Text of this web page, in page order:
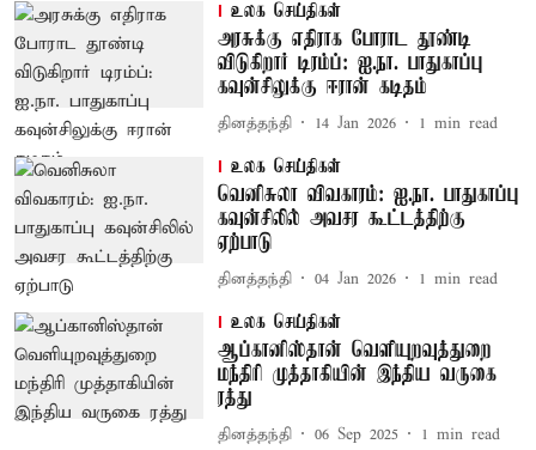
உலக செய்திகள்
அரசுக்கு எதிராக போராட தூண்டி
விடுகிறார் டிரம்ப்: ஐ.நா. பாதுகாப்பு
கவுன்சிலுக்கு ஈரான் கடிதம்
தினத்தந்தி 14 Jan 2026 1 min read
உலக செய்திகள்
வெனிசுலா விவகாரம்: ஐ.நா. பாதுகாப்பு
கவுன்சிலில் அவசர கூட்டத்திற்கு
ஏற்பாடு
தினத்தந்தி 04 Jan 2026 1 min read
உலக செய்திகள்
ஆப்கானிஸ்தான் வெளியுறவுத்துறை
மந்திரி முத்தாகியின் இந்திய வருகை
ரத்து
தினத்தந்தி 06 Sep 2025 1 min read